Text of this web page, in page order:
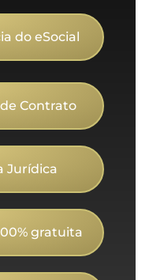
do eSocial
Contrato
Jurídica
gratuita